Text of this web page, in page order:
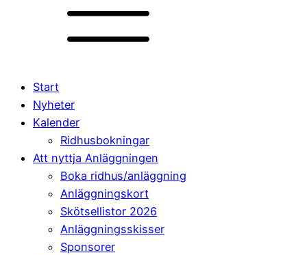
Start
Nyheter
Kalender
Ridhusbokningar
Att nyttja Anläggningen
Boka ridhus/anläggning
Anläggningskort
Skötsellistor 2026
Anläggningsskisser
Sponsorer